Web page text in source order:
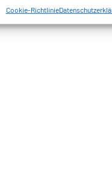
Cookie-Richtlinie